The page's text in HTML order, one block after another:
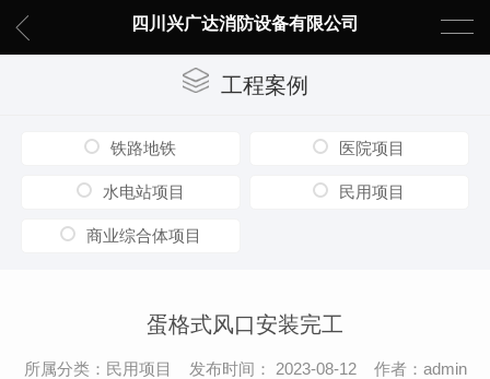
四川兴广达消防设备有限公司
工程案例
铁路地铁 医院项目
水电站项目 民用项目
商业综合体项目
蛋格式风口安装完工
所属分类：民用项目 发布时间： 2023-08-12 作者：admin